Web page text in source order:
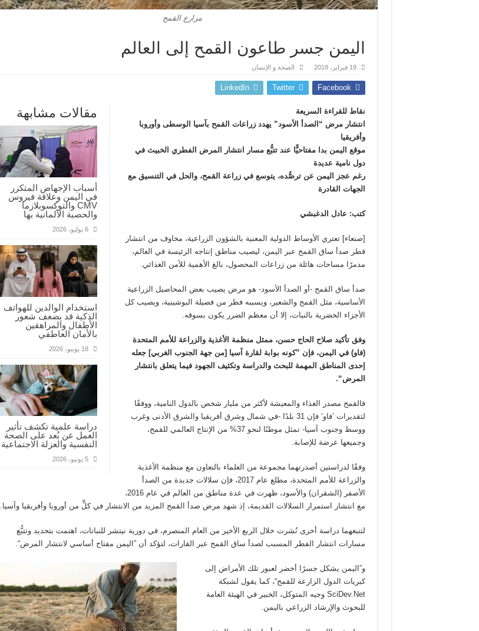
مزارع القمح
اليمن جسر طاعون القمح إلى العالم
19 فبراير، 2018 الصحة و الإنسان
Facebook
Twitter
LinkedIn
مقالات مشابهة
أسباب الإجهاض المتكرر
في اليمن وعلاقة فيروس
CMV والتوكسوبلازما
والحصبة الألمانية بها
6 يوليو، 2026
استخدام الوالدين للهواتف
الذكية قد يضعف شعور
الأطفال والمراهقين
بالأمان العاطفي
18 يونيو، 2026
دراسة علمية تكشف تأثير
العمل عن بُعد على الصحة
النفسية والعزلة الاجتماعية
5 يونيو، 2026
نقاط للقراءة السريعة
انتشار مرض “الصدأ الأسود” يهدد زراعات القمح بآسيا الوسطى وأوروبا
وأفريقيا
موقع اليمن بدا مفتاحيًّا عند تتبُّع مسار انتشار المرض الفطري الخبيث في
دول نامية عديدة
رغم عجز اليمن عن ترصُّده، يتوسع في زراعة القمح، والحل في التنسيق مع
الجهات القادرة
كتب: عادل الدغبشي
[صنعاء] تعتري الأوساط الدولية المعنية بالشؤون الزراعية، مخاوف من انتشار
فطر صدأ ساق القمح عبر اليمن، ليصيب مناطق إنتاجه الرئيسة في العالم،
مدمرًا مساحات هائلة من زراعات المحصول، بالغ الأهمية للأمن الغذائي.
صدأ ساق القمح -أو الصدأ الأسود- هو مرض يصيب بعض المحاصيل الزراعية
الأساسية، مثل القمح والشعير، ويسببه فطر من فصيلة البوشينية، ويصيب كل
الأجزاء الخضرية بالنبات، إلا أن معظم الضرر يكون بسوقه.
وفق تأكيد صلاح الحاج حسن، ممثل منظمة الأغذية والزراعة للأمم المتحدة
(فاو) في اليمن، فإن ”كونه بوابة لقارة آسيا [من جهة الجنوب الغربي] جعله
إحدى المناطق المهمة للبحث والدراسة وتكثيف الجهود فيما يتعلق بانتشار
المرض“.
فالقمح مصدر الغذاء والمعيشة لأكثر من مليار شخص بالدول النامية، ووفقًا
لتقديرات ’فاو‘ فإن 31 بلدًا -في شمال وشرق أفريقيا والشرق الأدنى وغرب
ووسط وجنوب آسيا- تمثل موطنًا لنحو 37% من الإنتاج العالمي للقمح،
وجميعها عرضة للإصابة.
وفقًا لدراستين أصدرتهما مجموعة من العلماء بالتعاون مع منظمة الأغذية
والزراعة للأمم المتحدة، مطلع عام 2017، فإن سلالات جديدة من الصدأ
الأصفر (الشقران) والأسود، ظهرت في عدة مناطق من العالم في عام 2016،
مع انتشار استمرار السلالات القديمة، إذ شهد مرض صدأ القمح المزيد من الانتشار في كلٍّ من أوروبا وأفريقيا وآسيا.
لتتبعهما دراسة أخرى نُشرت خلال الربع الأخير من العام المنصرم، في دورية نيتشر للنباتات، اهتمت بتحديد وتتبُّع
مسارات انتشار الفطر المسبب لصدأ ساق القمح عبر القارات، لتؤكد أن ”اليمن مفتاح أساسي لانتشار المرض“.
و”اليمن يشكل جسرًا أخضر لعبور تلك الأمراض إلى
كبريات الدول الزارعة للقمح“، كما يقول لشبكة
SciDev.Net وجيه المتوكل، الخبير في الهيئة العامة
للبحوث والإرشاد الزراعي باليمن.